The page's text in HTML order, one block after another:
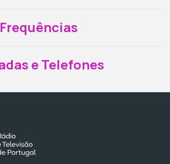
Frequências
e Telefones